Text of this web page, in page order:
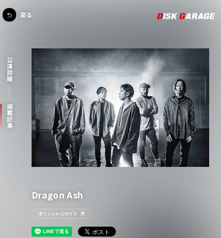
公演詳細
掲載記事
Dragon Ash
オフィシャルサイト
戻る